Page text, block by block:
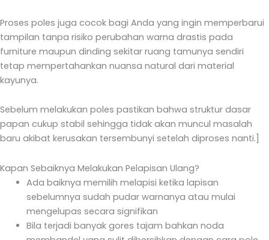
Proses poles juga cocok bagi Anda yang ingin memperbarui
tampilan tanpa risiko perubahan warna drastis pada
furniture maupun dinding sekitar ruang tamunya sendiri
tetap mempertahankan nuansa natural dari material
kayunya.
Sebelum melakukan poles pastikan bahwa struktur dasar
papan cukup stabil sehingga tidak akan muncul masalah
baru akibat kerusakan tersembunyi setelah diproses nanti.]
Kapan Sebaiknya Melakukan Pelapisan Ulang?
Ada baiknya memilih melapisi ketika lapisan
sebelumnya sudah pudar warnanya atau mulai
mengelupas secara signifikan
Bila terjadi banyak gores tajam bahkan noda